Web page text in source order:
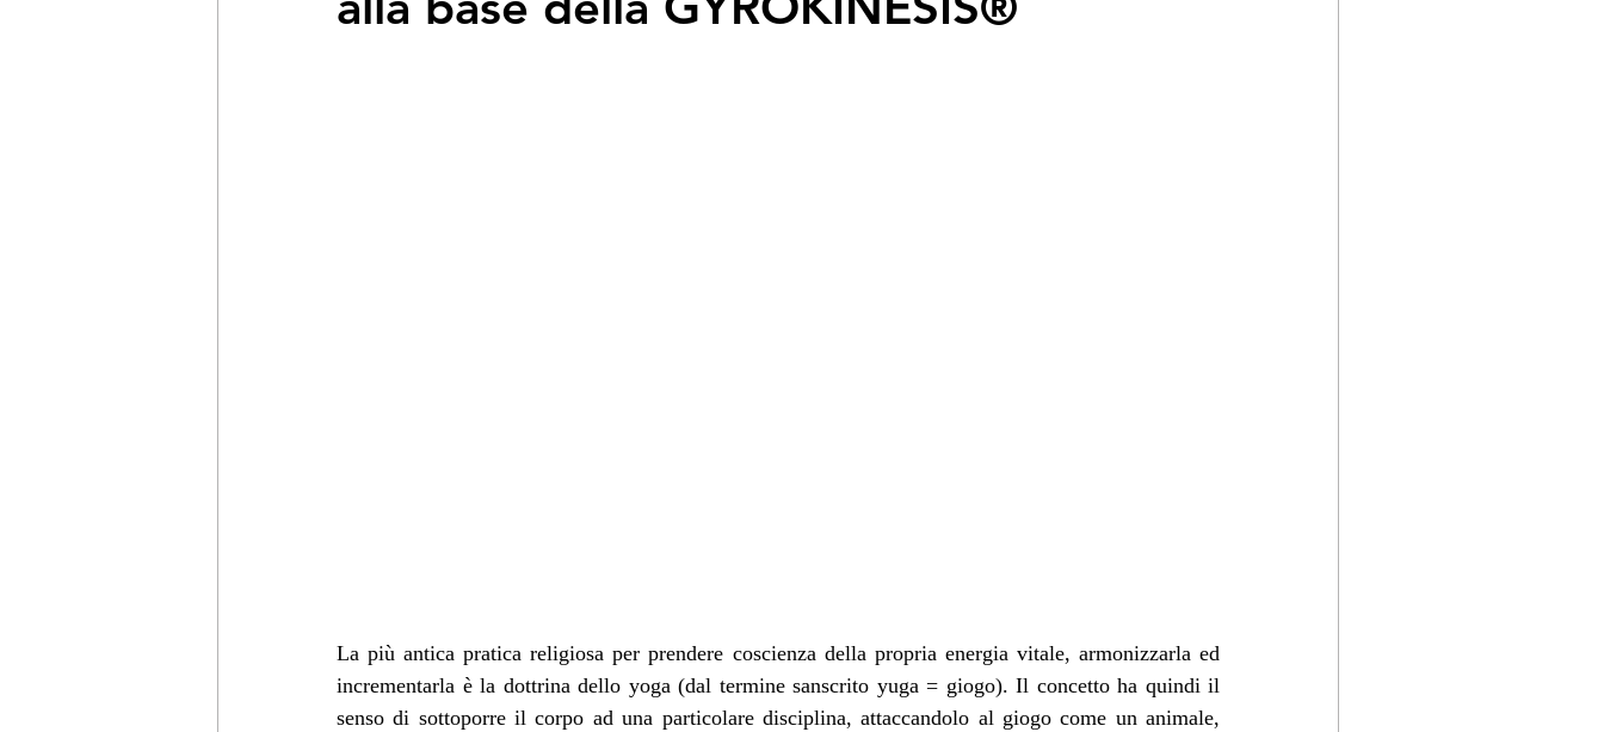
La più antica pratica religiosa per prendere coscienza della propria energia vitale, armonizzarla ed
incrementarla è la dottrina dello yoga (dal termine sanscrito yuga = giogo). Il concetto ha quindi il
senso di sottoporre il corpo ad una particolare disciplina, attaccandolo al giogo come un animale,